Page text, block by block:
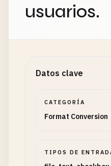
usuarios.
Datos clave
CATEGORÍA
Format Conversion
TIPOS DE